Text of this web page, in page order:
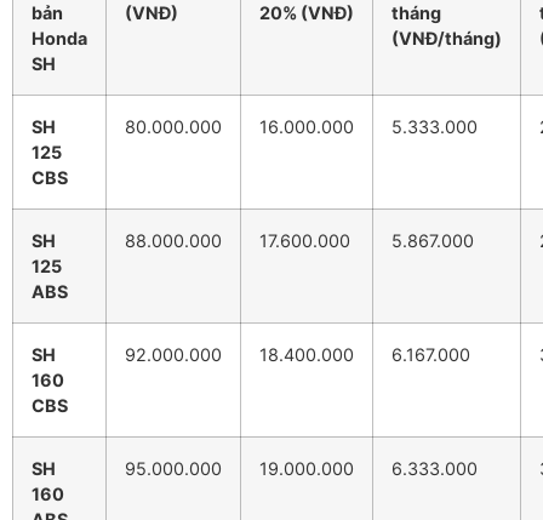
bản
Honda
SH
(VNĐ)
20% (VNĐ)
tháng
(VNĐ/tháng)
SH
125
CBS
80.000.000 16.000.000 5.333.000
SH
125
ABS
88.000.000 17.600.000 5.867.000
SH
160
CBS
92.000.000 18.400.000 6.167.000
SH
160
95.000.000 19.000.000 6.333.000